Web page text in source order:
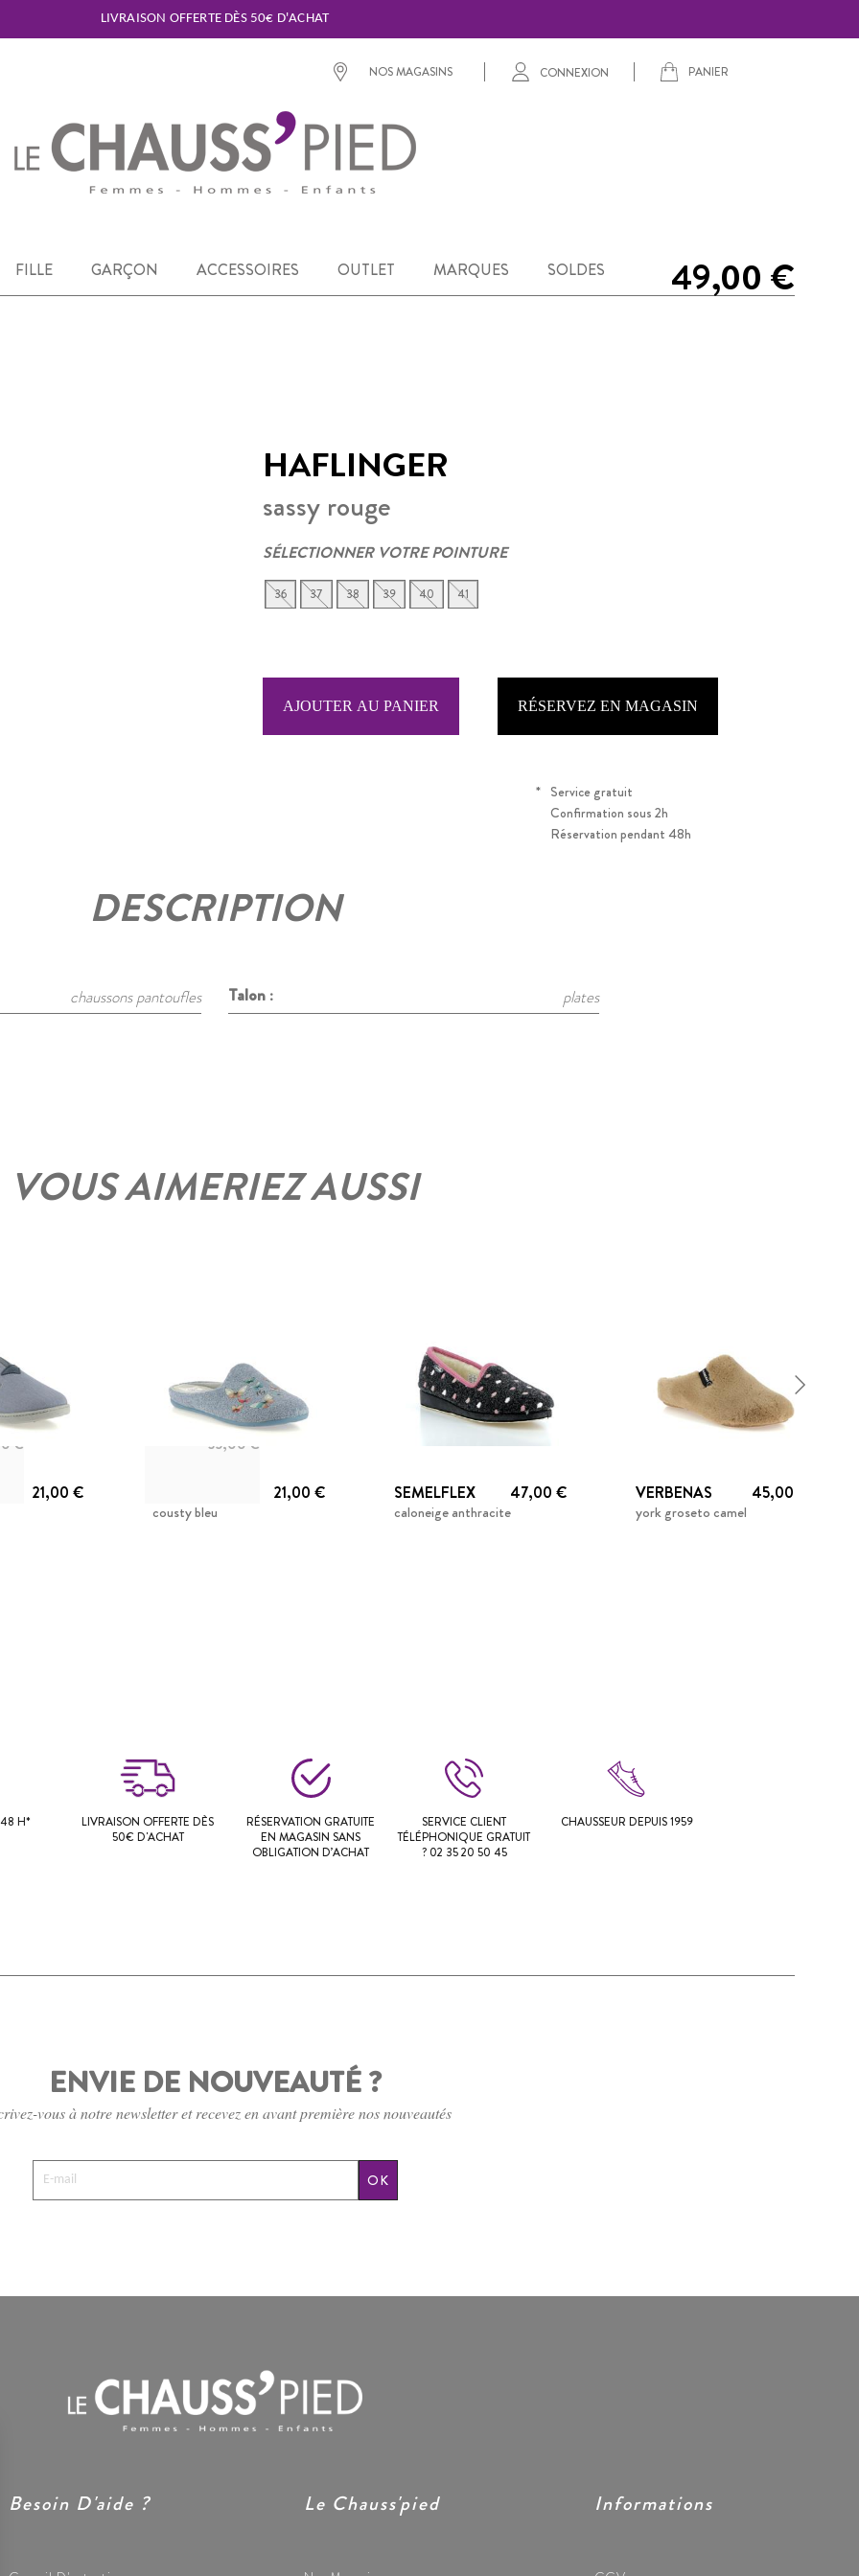
LIVRAISON OFFERTE DÈS 50€ D'ACHAT
NOS MAGASINS CONNEXION PANIER
FILLE GARÇON ACCESSOIRES OUTLET MARQUES SOLDES
HAFLINGER
sassy rouge
SÉLECTIONNER VOTRE POINTURE
36 37 38 39 40 41
RÉSERVEZ EN MAGASIN
* Service gratuit
Confirmation sous 2h
Réservation pendant 48h
49,00 €
DESCRIPTION
chaussons pantoufles Talon : plates
VOUS AIMERIEZ AUSSI
€
21,00 €
35,00 €
21,00 €
cousty bleu
SEMELFLEX 47,00 €
caloneige anthracite
VERBENAS 45,00 €
york groseto camel
H*
LIVRAISON OFFERTE DÈS
50€ D'ACHAT
RÉSERVATION GRATUITE
EN MAGASIN SANS
OBLIGATION D’ACHAT
SERVICE CLIENT
TÉLÉPHONIQUE GRATUIT
? 02 35 20 50 45
CHAUSSEUR DEPUIS 1959
ENVIE DE NOUVEAUTÉ ?
vous à notre newsletter et recevez en avant première nos nouveautés
OK
Besoin D'aide ? Le Chauss'pied Informations